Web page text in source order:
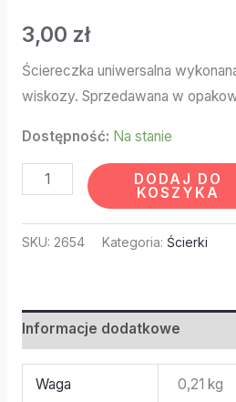
3,00 zł
Ściereczka uniwersalna
wiskozy. Sprzedawana w
Dostępność: Na stanie
DODAJ DO
KOSZYKA
SKU: 2654 Kategoria: Ścierki
Informacje dodatkowe
Waga 0,21 kg